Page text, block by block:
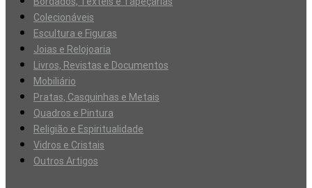
Colecionáveis
Escultura e Figuras
Joias e Relojoaria
Livros, Revistas e Documentos
Mobiliário
Pratas, Casquinhas e Metais
Quadros e Pintura
Religião e Espiritualidade
Vidros e Cristais
Outros Artigos